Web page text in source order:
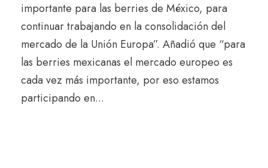
importante para las berries de México, para
continuar trabajando en la consolidación del
mercado de la Unión Europa”. Añadió que “para
las berries mexicanas el mercado europeo es
cada vez más importante, por eso estamos
participando en...